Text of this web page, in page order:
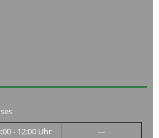
- 12:00 Uhr
---